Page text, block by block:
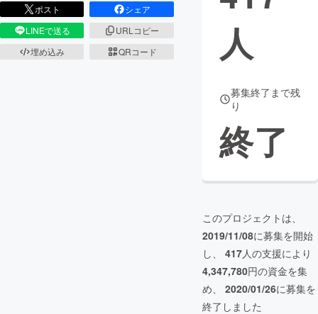
ポスト
シェア
LINEで送る
URLコピー
埋め込み
QRコード
人
募集終了まで残
り
終了
このプロジェクトは、
2019/11/08に募集を開始
し、 417人の支援により
4,347,780円の資金を集
め、 2020/01/26に募集を
終了しました